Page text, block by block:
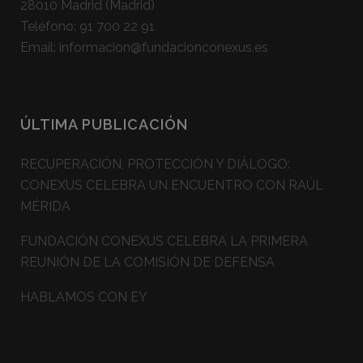
28010 Madrid (Madrid)
Teléfono: 91 700 22 91
Email: informacion@fundacionconexus.es
ÚLTIMA PUBLICACIÓN
RECUPERACIÓN, PROTECCIÓN Y DIÁLOGO:
CONEXUS CELEBRA UN ENCUENTRO CON RAÚL
MÉRIDA
FUNDACIÓN CONEXUS CELEBRA LA PRIMERA
REUNIÓN DE LA COMISIÓN DE DEFENSA
HABLAMOS CON EY